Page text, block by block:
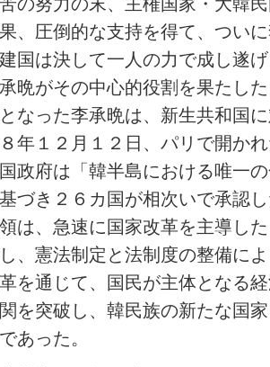
、圧倒的な支持を得て、つい
国は決して一人の力で成し遂
晩がその中心的役割を果たし
なった李承晩は、新生共和国
年１２月１２日、パリで開か
政府は「韓半島における唯一
づき２６カ国が相次いで承認
は、急速に国家改革を主導し
、憲法制定と法制度の整備に
を通じて、国民が主体となる
を突破し、韓民族の新たな国
あった。